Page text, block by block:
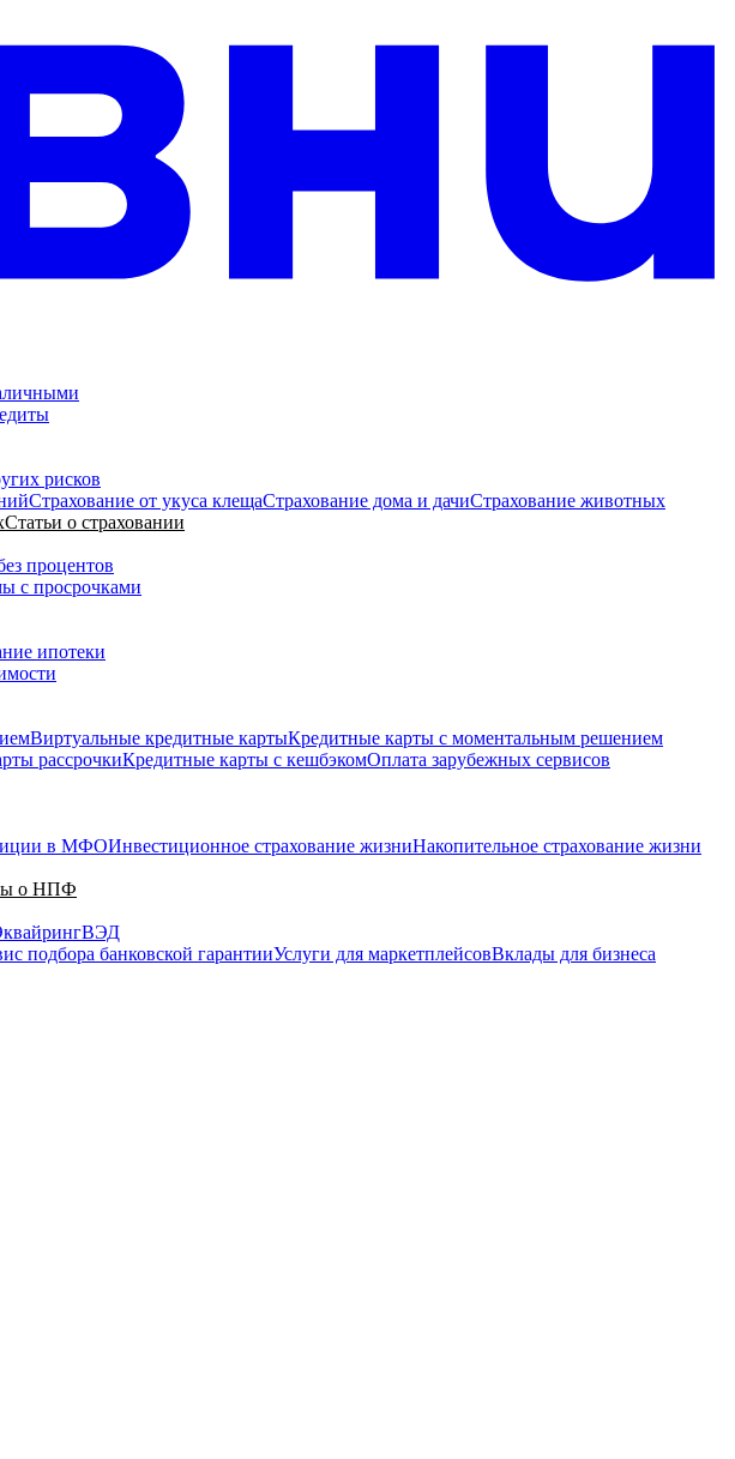
рисков
Страхование от укуса клещаСтрахование дома и дачиСтрахование животных
Статьи о страховании
процентов
с просрочками
ипотеки
Виртуальные кредитные картыКредитные карты с моментальным решением
рассрочкиКредитные карты с кешбэкомОплата зарубежных сервисов
в МФОИнвестиционное страхование жизниНакопительное страхование жизни
о НПФ
ВЭД
подбора банковской гарантииУслуги для маркетплейсовВклады для бизнеса